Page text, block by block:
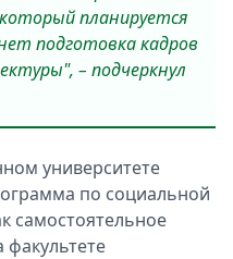
планируется
подготовка кадров
– подчеркнул
университете
по социальной
самостоятельное
факультете